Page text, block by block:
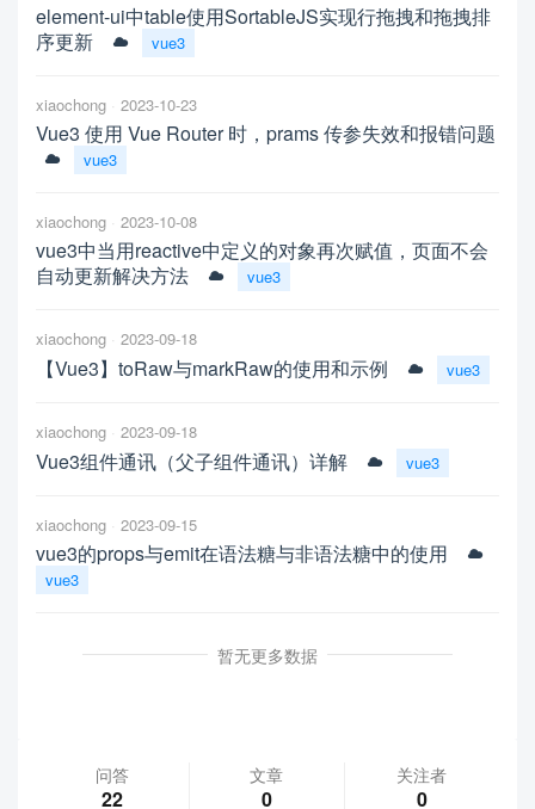
element-ui中table使用SortableJS实现行拖拽和拖拽排
序更新
vue3
xiaochong 2023-10-23
Vue3 使用 Vue Router 时，prams 传参失效和报错问题
vue3
xiaochong 2023-10-08
vue3中当用reactive中定义的对象再次赋值，页面不会
自动更新解决方法
vue3
xiaochong 2023-09-18
【Vue3】toRaw与markRaw的使用和示例 vue3
xiaochong 2023-09-18
Vue3组件通讯（父子组件通讯）详解 vue3
xiaochong 2023-09-15
vue3的props与emit在语法糖与非语法糖中的使用
vue3
暂无更多数据
问答
22
文章
0
关注者
0